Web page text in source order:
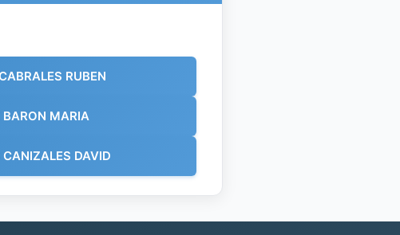
RUBEN
BARON MARIA
DAVID